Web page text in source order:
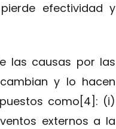
efectividad y
las causas por las
y lo hacen
como[4]: (i)
externos a la